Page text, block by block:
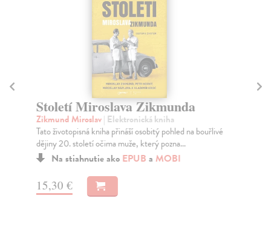
Století Miroslava Zikmunda
Zikmund Miroslav| Elektronická kniha
Tato životopisná kniha přináší osobitý pohled na bouřlivé
dějiny 20. století očima muže, který pozna...
Na stiahnutie ako EPUB a MOBI
15,30 €